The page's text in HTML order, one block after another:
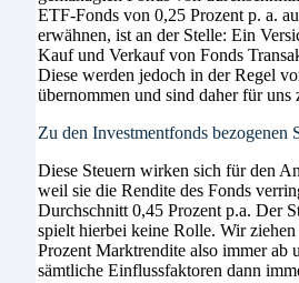
ETF-Fonds von 0,25 Prozent p. a.
erwähnen, ist an der Stelle: Ein
Kauf und Verkauf von Fonds
Diese werden jedoch in der Regel
übernommen und sind daher für uns
Zu den Investmentfonds bezogenen
Diese Steuern wirken sich für den
weil sie die Rendite des Fonds
Durchschnitt 0,45 Prozent p.a. Der
spielt hierbei keine Rolle. Wir
Prozent Marktrendite also immer ab
sämtliche Einflussfaktoren dann